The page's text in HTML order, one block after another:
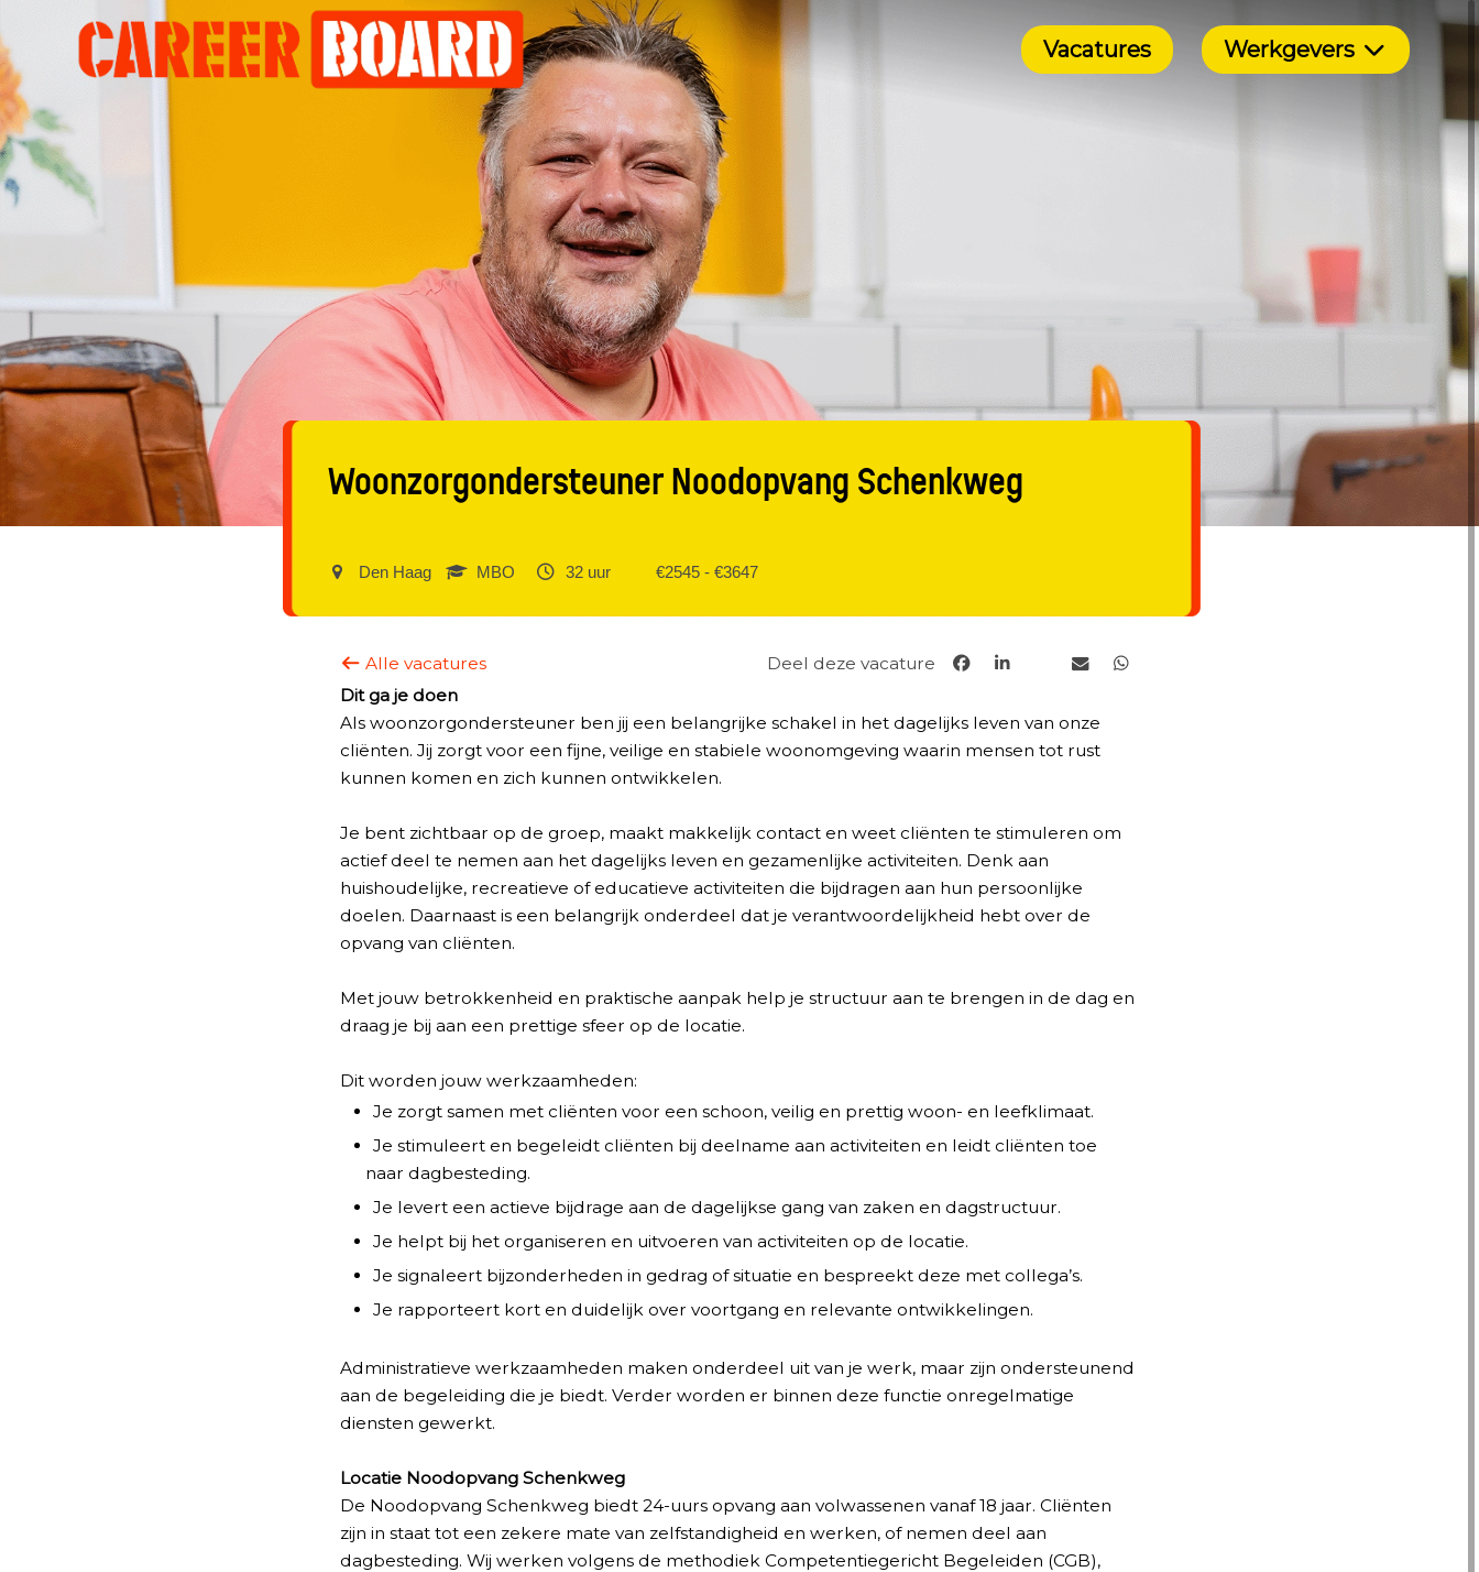
Vacatures Werkgevers
Woonzorgondersteuner Noodopvang Schenkweg
Den Haag‎ MBO ‎ 32 uur ‎ €2545 - €3647
Alle vacatures
Deel deze vacature
Dit ga je doen
Als woonzorgondersteuner ben jij een belangrijke schakel in het dagelijks leven van onze
cliënten. Jij zorgt voor een fijne, veilige en stabiele woonomgeving waarin mensen tot rust
kunnen komen en zich kunnen ontwikkelen.
Je bent zichtbaar op de groep, maakt makkelijk contact en weet cliënten te stimuleren om
actief deel te nemen aan het dagelijks leven en gezamenlijke activiteiten. Denk aan
huishoudelijke, recreatieve of educatieve activiteiten die bijdragen aan hun persoonlijke
doelen. Daarnaast is een belangrijk onderdeel dat je verantwoordelijkheid hebt over de
opvang van cliënten.
Met jouw betrokkenheid en praktische aanpak help je structuur aan te brengen in de dag en
draag je bij aan een prettige sfeer op de locatie.
Dit worden jouw werkzaamheden:
Je zorgt samen met cliënten voor een schoon, veilig en prettig woon- en leefklimaat.
Je stimuleert en begeleidt cliënten bij deelname aan activiteiten en leidt cliënten toe
naar dagbesteding.
Je levert een actieve bijdrage aan de dagelijkse gang van zaken en dagstructuur.
Je helpt bij het organiseren en uitvoeren van activiteiten op de locatie.
Je signaleert bijzonderheden in gedrag of situatie en bespreekt deze met collega’s.
Je rapporteert kort en duidelijk over voortgang en relevante ontwikkelingen.
Administratieve werkzaamheden maken onderdeel uit van je werk, maar zijn ondersteunend
aan de begeleiding die je biedt. Verder worden er binnen deze functie onregelmatige
diensten gewerkt.
Locatie Noodopvang Schenkweg
De Noodopvang Schenkweg biedt 24-uurs opvang aan volwassenen vanaf 18 jaar. Cliënten
zijn in staat tot een zekere mate van zelfstandigheid en werken, of nemen deel aan
dagbesteding. Wij werken volgens de methodiek Competentiegericht Begeleiden (CGB),